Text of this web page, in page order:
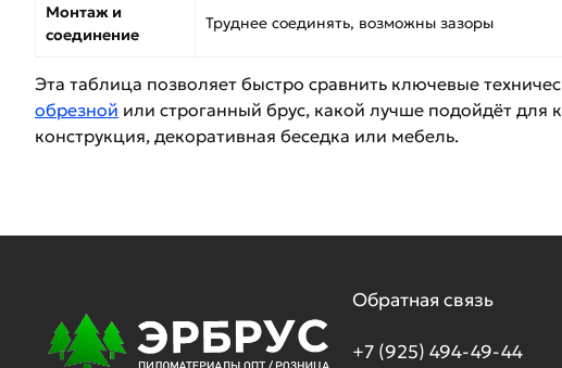
Монтаж и
соединение
Труднее соединять, возможны зазоры
Эта таблица позволяет быстро сравнить ключевые
обрезной или строганный брус, какой лучше подойдёт для
конструкция, декоративная беседка или мебель.
Обратная связь
+7 (925) 494-49-44